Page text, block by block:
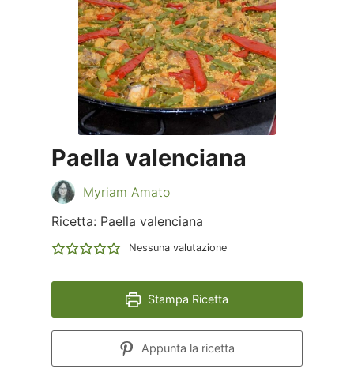
Paella valenciana
Myriam Amato
Ricetta: Paella valenciana
Nessuna valutazione
Stampa Ricetta
Appunta la ricetta